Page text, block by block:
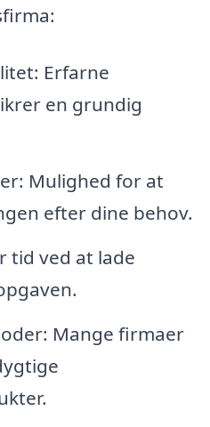
Erfarne
en grundig
Mulighed for at
efter dine behov.
tid ved at lade
Mange firmaer